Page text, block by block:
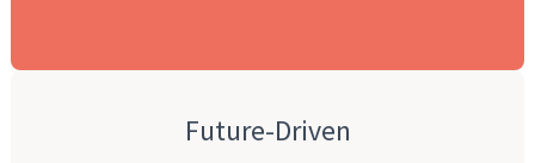
Future-Driven